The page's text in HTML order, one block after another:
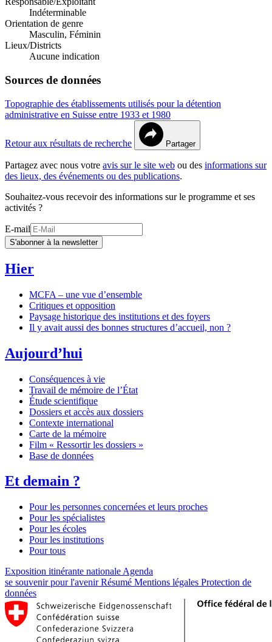
Indéterminable
Orientation de genre
Masculin, Féminin
Lieux/Districts
Aucune indication
Sources de données
Topographie des établissements utilisés pour la détention
administrative en Suisse entre 1933 et 1980
Retour aux résultats de recherche Partager
Partagez avec nous votre avis sur le site web ou des informations sur
des lieux, des événements ou des publications.
Souhaitez-vous recevoir des informations sur le programme et ses
activités ?
E-mail
S'abonner à la newsletter
Hier
MCFA – une vue d’ensemble
Critiques et opposition
Paysage historique des institutions et des foyers
Il y avait aussi des bonnes structures d’accueil, non ?
Aujourd’hui
Conséquences à vie
Travail de mémoire de l’État
Étude scientifique
Dossiers et accès aux dossiers
Contexte international
Carte de la mémoire
Film « Ressortir les dossiers »
Base de données
Et demain ?
Pour les personnes concernées et leurs proches
Pour les spécialistes
Pour les écoles
Pour les institutions
Pour tous
Exposition itinérante nationale Agenda
se souvenir pour l'avenirRésumé Mentions légales Protection de
données